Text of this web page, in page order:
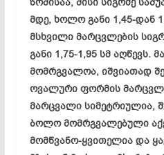
მდე, ხოლო განი 1,45-დან
მსხვილი მარცვლების
განი 1,75-1,95 სმ აღწევს.
მომრგვალოა, იშვიათად
ოვალური ფორმის
მარცვალი სიმეტრიულია,
ბოლო მომრგვალებული
მომწვანო-ყვითელია და